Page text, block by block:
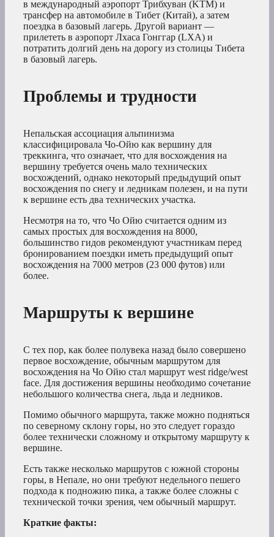
в международный аэропорт Трибхуван (KTM) и
трансфер на автомобиле в Тибет (Китай), а затем
поездка в базовый лагерь. Другой вариант —
прилететь в аэропорт Лхаса Гонггар (LXA) и
потратить долгий день на дорогу из столицы Тибета
в базовый лагерь.
Проблемы и трудности
Непальская ассоциация альпинизма
классифицировала Чо-Ойю как вершину для
треккинга, что означает, что для восхождения на
вершину требуется очень мало технических
восхождений, однако некоторый предыдущий опыт
восхождения по снегу и ледникам полезен, и на пути
к вершине есть два технических участка.
Несмотря на то, что Чо Ойю считается одним из
самых простых для восхождения на 8000,
большинство гидов рекомендуют участникам перед
бронированием поездки иметь предыдущий опыт
восхождения на 7000 метров (23 000 футов) или
более.
Маршруты к вершине
С тех пор, как более полувека назад было совершено
первое восхождение, обычным маршрутом для
восхождения на Чо Ойю стал маршрут west ridge/west
face. Для достижения вершины необходимо сочетание
небольшого количества снега, льда и ледников.
Помимо обычного маршрута, также можно подняться
по северному склону горы, но это следует гораздо
более технически сложному и открытому маршруту к
вершине.
Есть также несколько маршрутов с южной стороны
горы, в Непале, но они требуют недельного пешего
подхода к подножию пика, а также более сложны с
технической точки зрения, чем обычный маршрут.
Краткие факты: